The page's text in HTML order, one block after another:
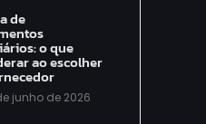
de
o que
ao escolher
junho de 2026